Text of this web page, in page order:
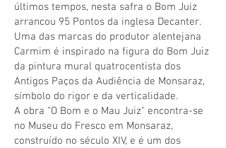
últimos tempos, nesta safra o Bom Juiz
arrancou 95 Pontos da inglesa Decanter.
Uma das marcas do produtor alentejana
Carmim é inspirado na figura do Bom Juiz
da pintura mural quatrocentista dos
Antigos Paços da Audiência de Monsaraz,
símbolo do rigor e da verticalidade.
A obra "O Bom e o Mau Juiz" encontra-se
no Museu do Fresco em Monsaraz,
construído no século XIV, e é um dos